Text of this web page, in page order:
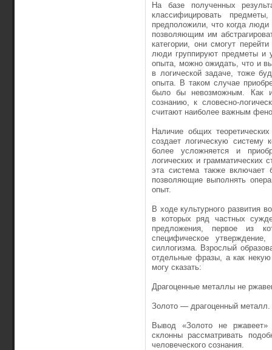
На базе полученных
классифицировать
предположили, что когда
позволяющим им
категории, они смогут
люди группируют предметы и
опыта, можно ожидать, что и
в логической задаче, тоже
опыта. В таком случае
было бы невозможным. Как
сознанию, к словесно-
считают наиболее важным
Наличие общих
создает логическую систему
более усложняется и
логических и грамматических
эта система также включает
позволяющие выполнять
опыт.
В ходе культурного развития
в которых ряд частных
предложения, первое из
специфическое
силлогизма. Взрослый
отдельные фразы, а как
могу сказать:
Драгоценные металлы не
Золото — драгоценный металл.
Вывод «Золото не ржавеет»
склонны рассматривать
человеческого сознания.